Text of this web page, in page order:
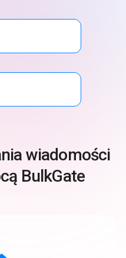
wiadomości
BulkGate